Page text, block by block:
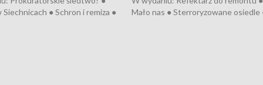
Siechnicach ● Schron i remiza ●
Mało nas ● Sterroryzowane osiedle